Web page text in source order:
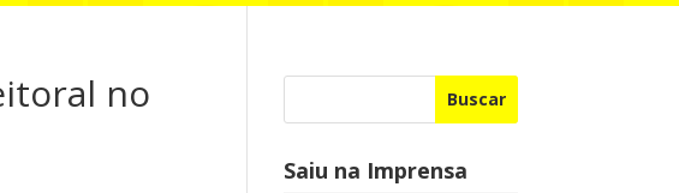
no Buscar
Saiu na Imprensa